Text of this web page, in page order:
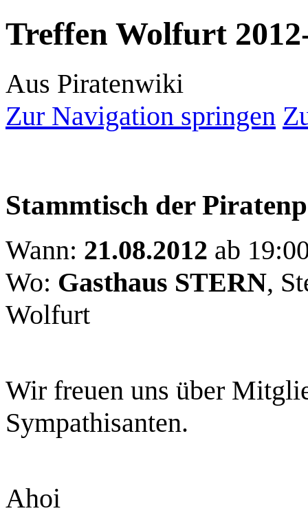
Treffen Wolfurt
Aus Piratenwiki
Zur Navigation springen
Stammtisch der
Wann: 21.08.2012 ab
Wo: Gasthaus STERN,
Wolfurt
Wir freuen uns über
Sympathisanten.
Ahoi